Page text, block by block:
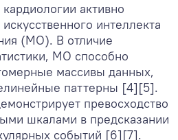
активно
интеллекта
(МО). В отличие
МО способно
массивы данных,
паттерны [4][5].
превосходство
шкалами в предсказании
событий [6][7].